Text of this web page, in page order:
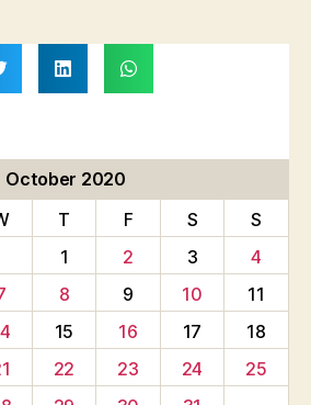
October 2020
T F S
S
1
2 3
4
8 9 10
11
15 16 17
18
22 23 24
25